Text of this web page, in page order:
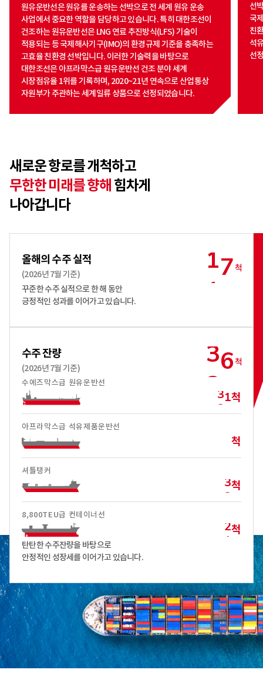
원유운반선은 원유를 운송하는 선박으로 전 세계 원유 운송
사업에서 중요한 역할을 담당하고 있습니다. 특히 대한조선이
건조하는 원유운반선은 LNG 연료 추진방식(LFS) 기술이
적용되는 등 국제해사기구(IMO)의 환경규제 기준을 충족하는
고효율 친환경 선박입니다. 이러한 기술력을 바탕으로
대한조선은 아프라막스급 원유운반선 건조 분야 세계
시장점유율 1위를 기록하며, 2020~21년 연속으로 산업통상
자원부가 주관하는 세계일류 상품으로 선정되었습니다.
선
국
친
석
선
새로운 항로를 개척하고
무한한 미래를 향해 힘차게
나아갑니다
올해의 수주 실적
(2026년 7월 기준)
17척
꾸준한 수주 실적으로 한 해 동안
긍정적인 성과를 이어가고 있습니다.
수주 잔량
(2026년 7월 기준)
3
3
6
5
척
수에즈막스급 원유운반선
3
3
1
0
척
아프라막스급 석유제품운반선
척
셔틀탱커
3
2
척
8,800TEU급 컨테이너선
2척
탄탄한 수주잔량을 바탕으로
안정적인 성장세를 이어가고 있습니다.